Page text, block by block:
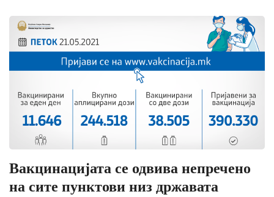
Вакцинацијата се одвива непречено
на сите пунктови низ државата